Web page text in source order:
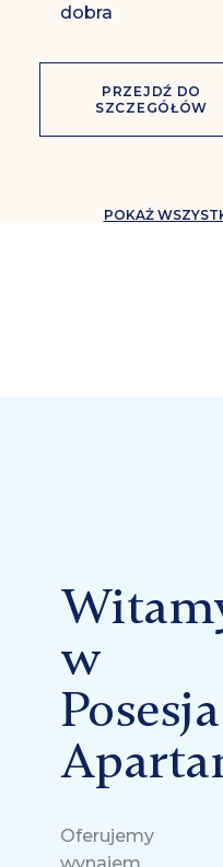
dobra
PRZEJDŹ DO
SZCZEGÓŁÓW
POKAŻ
w
Posesja
Oferujemy